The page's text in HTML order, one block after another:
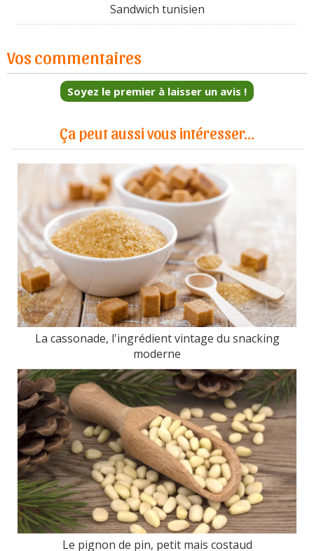
Sandwich tunisien
Vos commentaires
Soyez le premier à laisser un avis !
Ça peut aussi vous intéresser...
La cassonade, l'ingrédient vintage du snacking
moderne
Le pignon de pin, petit mais costaud